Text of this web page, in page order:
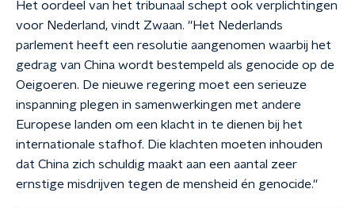
Het oordeel van het tribunaal schept ook verplichtingen
voor Nederland, vindt Zwaan. ''Het Nederlands
parlement heeft een resolutie aangenomen waarbij het
gedrag van China wordt bestempeld als genocide op de
Oeigoeren. De nieuwe regering moet een serieuze
inspanning plegen in samenwerkingen met andere
Europese landen om een klacht in te dienen bij het
internationale stafhof. Die klachten moeten inhouden
dat China zich schuldig maakt aan een aantal zeer
ernstige misdrijven tegen de mensheid én genocide.''